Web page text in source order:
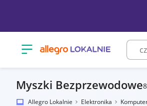
Otwórz menu z kategoriami
Myszki Bezprzewodowe8
Allegro Lokalnie Elektronika